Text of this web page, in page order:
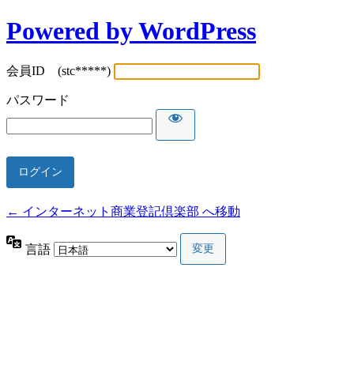
Powered by WordPress
会員ID (stc*****)
パスワード
← インターネット商業登記倶楽部 へ移動
言語